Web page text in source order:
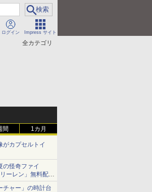
ログイン Impress サイト
全カテゴリ
間 1カ月
がカプセルトイ
の怪奇ファイ
ーレン」無料配信
チャー」の時計台